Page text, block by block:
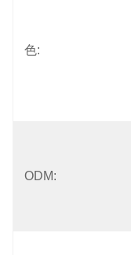
色:
ODM: